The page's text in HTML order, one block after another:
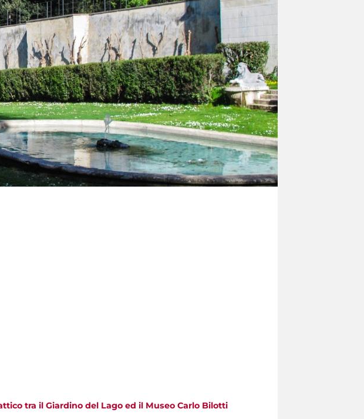
tra il Giardino del Lago ed il Museo Carlo Bilotti